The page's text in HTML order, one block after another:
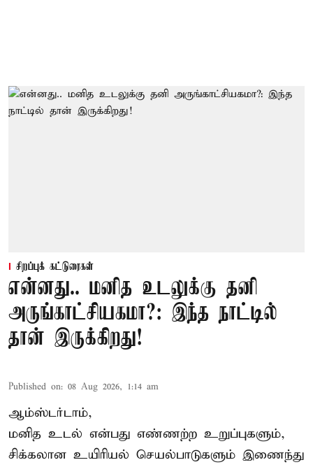
சிறப்புக் கட்டுரைகள்
என்னது.. மனித உடலுக்கு தனி
அருங்காட்சியகமா?: இந்த நாட்டில்
தான் இருக்கிறது!
Published on: 08 Aug 2026, 1:14 am
ஆம்ஸ்டர்டாம்,
மனித உடல் என்பது எண்ணற்ற உறுப்புகளும்,
சிக்கலான உயிரியல் செயல்பாடுகளும் இணைந்து